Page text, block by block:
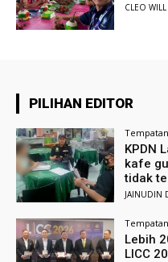
CLEO WILL
PILIHAN EDITOR
Tempatan
KPDN
kafe
tidak
JAINUDIN
Tempatan
Lebih
LICC